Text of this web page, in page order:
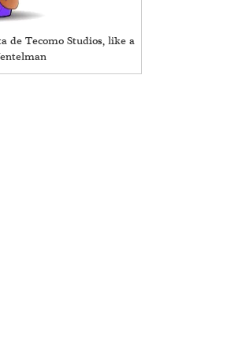
de Tecomo Studios, like a